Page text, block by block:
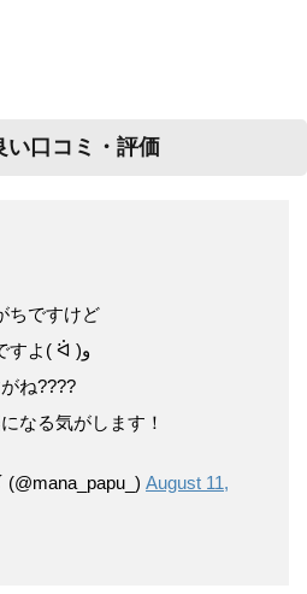
い口コミ・評価
ちですけど
付けてると身体が軽いですよ( ᐛ )و
ね????
なる気がします！
August 11,